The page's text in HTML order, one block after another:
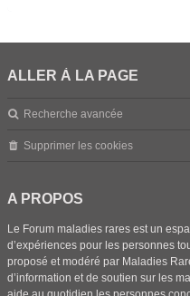
ALLER À LA PAGE
Recherche avancée
Supprimer les cookies
A PROPOS
Le Forum maladies rares est un
d’expériences pour les personnes
proposé et modéré par Maladies
d’information et de soutien sur les